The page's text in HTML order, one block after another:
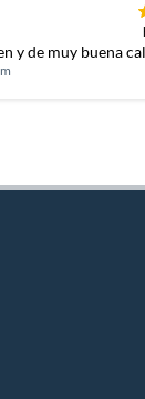
y de muy buena